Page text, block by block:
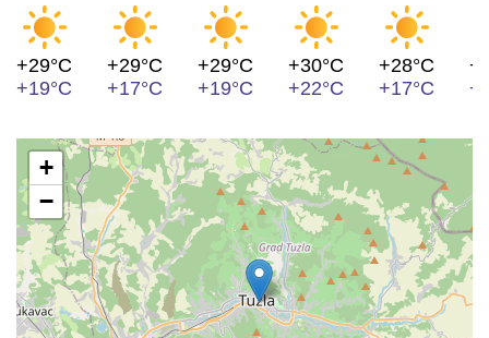
+29°C
+19°C
+29°C
+17°C
+29°C
+19°C
+30°C
+22°C
+28°C
+17°C
+
−